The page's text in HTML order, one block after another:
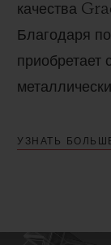
качества
Благодаря
приобретает
УЗНАТЬ